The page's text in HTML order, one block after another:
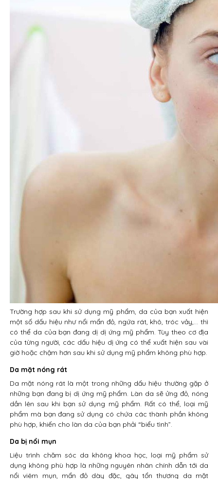
Trường hợp sau khi sử dụng mỹ phẩm, da của bạn xuất hiện
một số dấu hiệu như nổi mẩn đỏ, ngứa rát, khô, tróc vảy,… thì
có thể da của bạn đang dị dị ứng mỹ phẩm. Tùy theo cơ địa
của từng người, các dấu hiệu dị ứng có thể xuất hiện sau vài
giờ hoặc chậm hơn sau khi sử dụng mỹ phẩm không phù hợp.
Da mặt nóng rát
Da mặt nóng rát là một trong những dấu hiệu thường gặp ở
những bạn đang bị dị ứng mỹ phẩm. Làn da sẽ ửng đỏ, nóng
dần lên sau khi bạn sử dụng mỹ phẩm. Rất có thể, loại mỹ
phẩm mà bạn đang sử dụng có chứa các thành phần không
phù hợp, khiến cho làn da của bạn phải “biểu tình”.
Da bị nổi mụn
Liệu trình chăm sóc da không khoa học, loại mỹ phẩm sử
dụng không phù hợp là những nguyên nhân chính dẫn tới da
nổi viêm mụn, mẩn đỏ dày đặc, gây tổn thương da mặt